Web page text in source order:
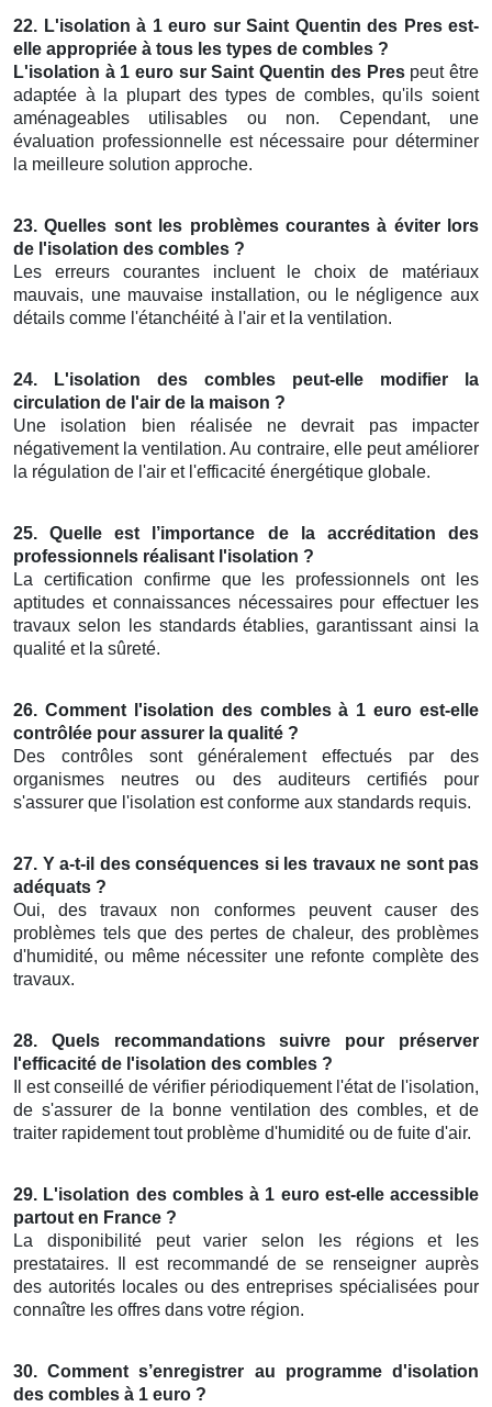
22. L'isolation à 1 euro sur Saint Quentin des Pres est-
elle appropriée à tous les types de combles ?
L'isolation à 1 euro sur Saint Quentin des Prespeut être
adaptée à la plupart des types de combles, qu'ils soient
aménageables utilisables ou non. Cependant, une
évaluation professionnelle est nécessaire pour déterminer
la meilleure solution approche.
23. Quelles sont les problèmes courantes à éviter lors
de l'isolation des combles ?
Les erreurs courantes incluent le choix de matériaux
mauvais, une mauvaise installation, ou le négligence aux
détails comme l'étanchéité à l'air et la ventilation.
24. L'isolation des combles peut-elle modifier la
circulation de l'air de la maison ?
Une isolation bien réalisée ne devrait pas impacter
négativement la ventilation. Au contraire, elle peut améliorer
la régulation de l'air et l'efficacité énergétique globale.
25. Quelle est l’importance de la accréditation des
professionnels réalisant l'isolation ?
La certification confirme que les professionnels ont les
aptitudes et connaissances nécessaires pour effectuer les
travaux selon les standards établies, garantissant ainsi la
qualité et la sûreté.
26. Comment l'isolation des combles à 1 euro est-elle
contrôlée pour assurer la qualité ?
Des contrôles sont généralement effectués par des
organismes neutres ou des auditeurs certifiés pour
s'assurer que l'isolation est conforme aux standards requis.
27. Y a-t-il des conséquences si les travaux ne sont pas
adéquats ?
Oui, des travaux non conformes peuvent causer des
problèmes tels que des pertes de chaleur, des problèmes
d'humidité, ou même nécessiter une refonte complète des
travaux.
28. Quels recommandations suivre pour préserver
l'efficacité de l'isolation des combles ?
Il est conseillé de vérifier périodiquement l'état de l'isolation,
de s'assurer de la bonne ventilation des combles, et de
traiter rapidement tout problème d'humidité ou de fuite d'air.
29. L'isolation des combles à 1 euro est-elle accessible
partout en France ?
La disponibilité peut varier selon les régions et les
prestataires. Il est recommandé de se renseigner auprès
des autorités locales ou des entreprises spécialisées pour
connaître les offres dans votre région.
30. Comment s’enregistrer au programme d'isolation
des combles à 1 euro ?